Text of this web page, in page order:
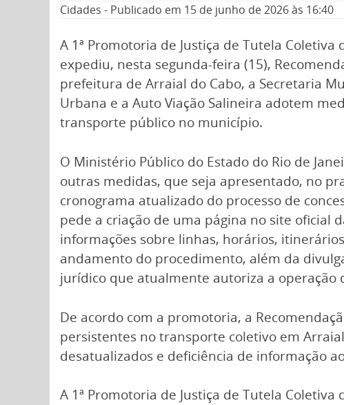
Cidades - Publicado em 15 de junho de 2026às 16:40
A 1ª Promotoria de Justiça de Tutela Coletiva
expediu, nesta segunda-feira (15),
prefeitura de Arraial do Cabo, a Secretaria
Urbana e a Auto Viação Salineira adotem
transporte público no município.
O Ministério Público do Estado do Rio de
outras medidas, que seja apresentado, no
cronograma atualizado do processo de
pede a criação de uma página no site oficial
informações sobre linhas, horários,
andamento do procedimento, além da
jurídico que atualmente autoriza a operação
De acordo com a promotoria, a
persistentes no transporte coletivo em
desatualizados e deficiência de informação
A 1ª Promotoria de Justiça de Tutela